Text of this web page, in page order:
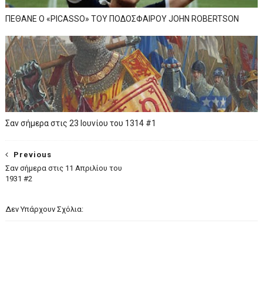
ΠΕΘΑΝΕ Ο «PICASSO» TOY ΠΟΔΟΣΦΑΙΡΟΥ JOHN ROBERTSON
Σαν σήμερα στις 23 Ιουνίου του 1314 #1
Previous
Σαν σήμερα στις 11 Απριλίου του
1931 #2
Δεν Υπάρχουν Σχόλια: